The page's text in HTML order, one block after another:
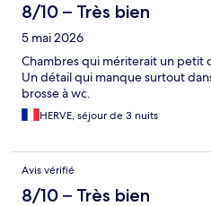
8/10 – Très bien
5 mai 2026
Chambres qui mériterait un petit
Un détail qui manque surtout
brosse à wc.
HERVE, séjour de 3 nuits
Avis vérifié
8/10 – Très bien